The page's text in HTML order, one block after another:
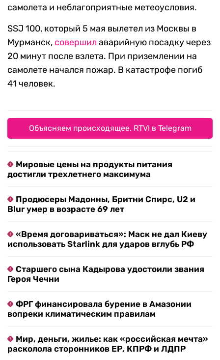
самолета и неблагоприятные метеоусловия.
SSJ 100, который 5 мая вылетел из Москвы в
Мурманск, совершил аварийную посадку через
20 минут после взлета. При приземлении на
самолете начался пожар. В катастрофе погиб
41 человек.
Объясняем происходящее. RTVI в Telegram
Мировые цены на продукты питания
достигли трехлетнего максимума
Продюсеры Мадонны, Бритни Спирс, U2 и
Blur умер в возрасте 69 лет
«Время договариваться»: Маск не дал Киеву
использовать Starlink для ударов вглубь РФ
Старшего сына Кадырова удостоили звания
Героя Чечни
ФРГ финансировала бурение в Амазонии
вопреки климатическим правилам
Мир, деньги, жилье: как «российская мечта»
расколола сторонников ЕР, КПРФ и ЛДПР